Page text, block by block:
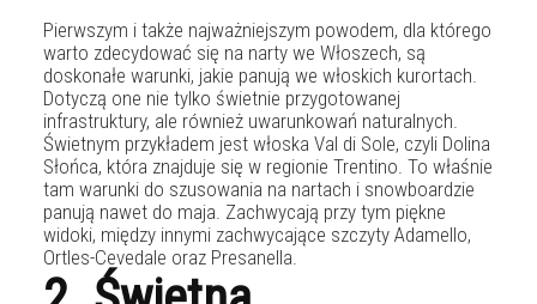
Pierwszym i także najważniejszym powodem, dla którego
warto zdecydować się na narty we Włoszech, są
doskonałe warunki, jakie panują we włoskich kurortach.
Dotyczą one nie tylko świetnie przygotowanej
infrastruktury, ale również uwarunkowań naturalnych.
Świetnym przykładem jest włoska Val di Sole, czyli Dolina
Słońca, która znajduje się w regionie Trentino. To właśnie
tam warunki do szusowania na nartach i snowboardzie
panują nawet do maja. Zachwycają przy tym piękne
widoki, między innymi zachwycające szczyty Adamello,
Ortles-Cevedale oraz Presanella.